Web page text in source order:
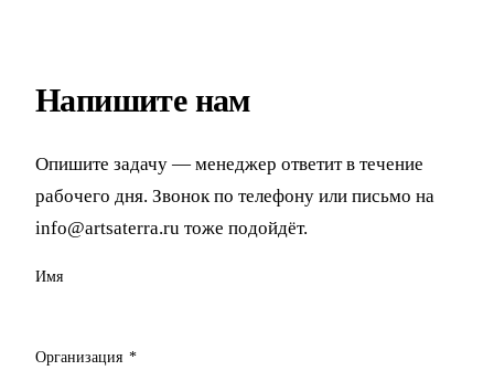
Напишите нам
Опишите задачу — менеджер ответит в течение
рабочего дня. Звонок по телефону или письмо на
info@artsaterra.ru тоже подойдёт.
Имя
Организация *